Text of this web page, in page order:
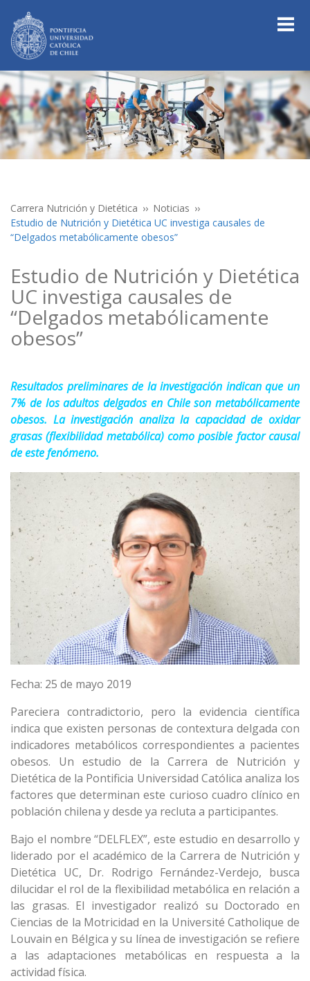
Carrera Nutrición y Dietética
Noticias
Estudio de Nutrición y Dietética UC investiga causales de
“Delgados metabólicamente obesos”
Estudio de Nutrición y Dietética
UC investiga causales de
“Delgados metabólicamente
obesos”
Resultados preliminares de la investigación indican que un
7% de los adultos delgados en Chile son metabólicamente
obesos. La investigación analiza la capacidad de oxidar
grasas (flexibilidad metabólica) como posible factor causal
de este fenómeno.
Fecha: 25 de mayo 2019
Pareciera contradictorio, pero la evidencia científica
indica que existen personas de contextura delgada con
indicadores metabólicos correspondientes a pacientes
obesos. Un estudio de la Carrera de Nutrición y
Dietética de la Pontificia Universidad Católica analiza los
factores que determinan este curioso cuadro clínico en
población chilena y desde ya recluta a participantes.
Bajo el nombre “DELFLEX”, este estudio en desarrollo y
liderado por el académico de la Carrera de Nutrición y
Dietética UC, Dr. Rodrigo Fernández-Verdejo, busca
dilucidar el rol de la flexibilidad metabólica en relación a
las grasas. El investigador realizó su Doctorado en
Ciencias de la Motricidad en la Université Catholique de
Louvain en Bélgica y su línea de investigación se refiere
a las adaptaciones metabólicas en respuesta a la
actividad física.